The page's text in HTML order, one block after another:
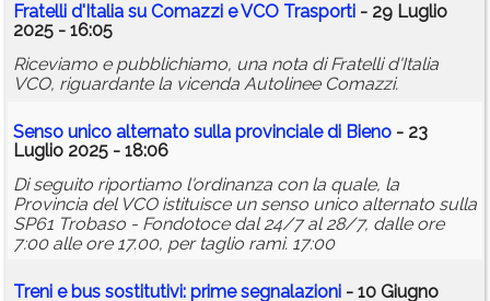
Fratelli d'Italia su Comazzi e VCO Trasporti - 29 Luglio
2025 - 16:05
Riceviamo e pubblichiamo, una nota di Fratelli d'Italia
VCO, riguardante la vicenda Autolinee Comazzi.
Senso unico alternato sulla provinciale di Bieno - 23
Luglio 2025 - 18:06
Di seguito riportiamo l'ordinanza con la quale, la
Provincia del VCO istituisce un senso unico alternato sulla
SP61 Trobaso - Fondotoce dal 24/7 al 28/7, dalle ore
7:00 alle ore 17.00, per taglio rami. 17:00
Treni e bus sostitutivi: prime segnalazioni - 10 Giugno